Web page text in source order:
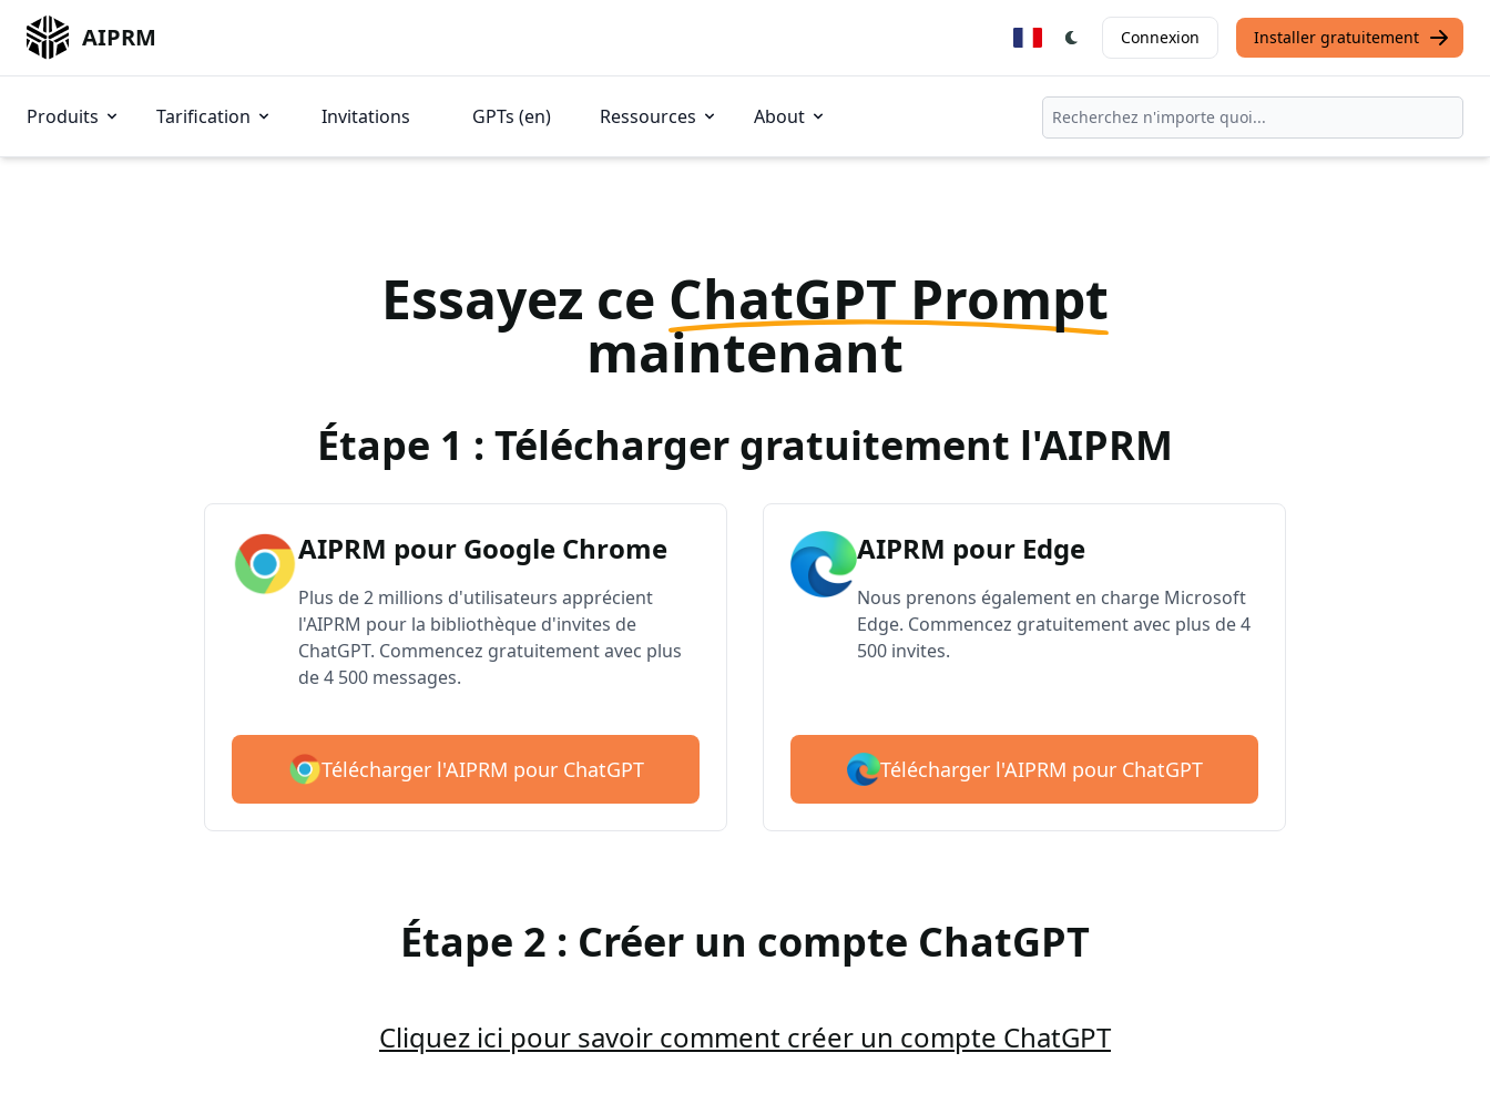
AIPRM Connexion Installer gratuitement
Produits Tarification Invitations GPTs (en) Ressources About
Essayez ce ChatGPT Prompt
maintenant
Étape 1 : Télécharger gratuitement l'AIPRM
AIPRM pour Google Chrome
Plus de 2 millions d'utilisateurs apprécient
l'AIPRM pour la bibliothèque d'invites de
ChatGPT. Commencez gratuitement avec plus
de 4 500 messages.
Télécharger l'AIPRM pour ChatGPT
AIPRM pour Edge
Nous prenons également en charge Microsoft
Edge. Commencez gratuitement avec plus de 4
500 invites.
Télécharger l'AIPRM pour ChatGPT
Étape 2 : Créer un compte ChatGPT
Cliquez ici pour savoir comment créer un compte ChatGPT